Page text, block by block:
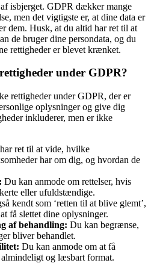
isbjerget. GDPR dækker mange
men det vigtigste er, at dine data er
dem. Husk, at du altid har ret til at
de bruger dine persondata, og du
rettigheder er blevet krænket.
under GDPR?
rettigheder under GDPR, der er
oplysninger og give dig
inkluderer, men er ikke
ret til at vide, hvilke
har om dig, og hvordan de
Du kan anmode om rettelser, hvis
eller ufuldstændige.
kendt som ‘retten til at blive glemt’,
få slettet dine oplysninger.
af behandling: Du kan begrænse,
bliver behandlet.
Du kan anmode om at få
og læsbart format.